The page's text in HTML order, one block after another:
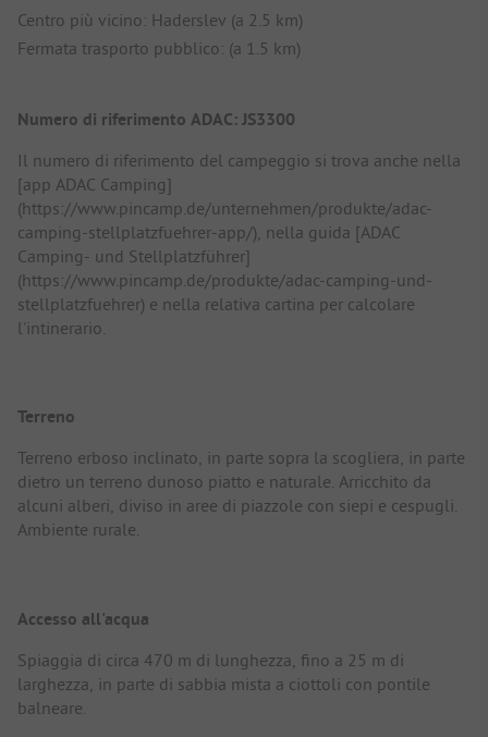
Centro più vicino: Haderslev (a 2.5 km)
Fermata trasporto pubblico: (a 1.5 km)
Numero di riferimento ADAC: JS3300
Il numero di riferimento del campeggio si trova anche nella
[app ADAC Camping]
(https://www.pincamp.de/unternehmen/produkte/adac-
camping-stellplatzfuehrer-app/), nella guida [ADAC
Camping- und Stellplatzführer]
(https://www.pincamp.de/produkte/adac-camping-und-
stellplatzfuehrer) e nella relativa cartina per calcolare
l'intinerario.
Terreno
Terreno erboso inclinato, in parte sopra la scogliera, in parte
dietro un terreno dunoso piatto e naturale. Arricchito da
alcuni alberi, diviso in aree di piazzole con siepi e cespugli.
Ambiente rurale.
Accesso all'acqua
Spiaggia di circa 470 m di lunghezza, fino a 25 m di
larghezza, in parte di sabbia mista a ciottoli con pontile
balneare.